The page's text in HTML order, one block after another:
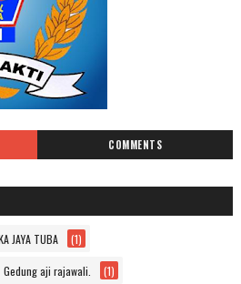
COMMENTS
JAYA TUBA (1)
Gedung aji rajawali. (1)